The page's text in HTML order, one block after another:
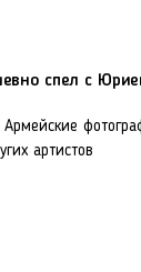
спел с